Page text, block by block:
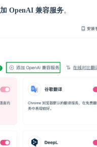
OpenAI 兼容服务。